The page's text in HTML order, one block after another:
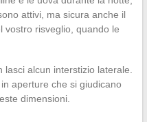
attivi, ma sicura anche il
vostro risveglio, quando le
alcun interstizio laterale.
aperture che si giudicano
dimensioni.